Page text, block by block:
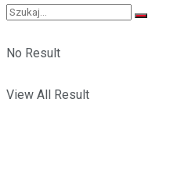
No Result
View All Result